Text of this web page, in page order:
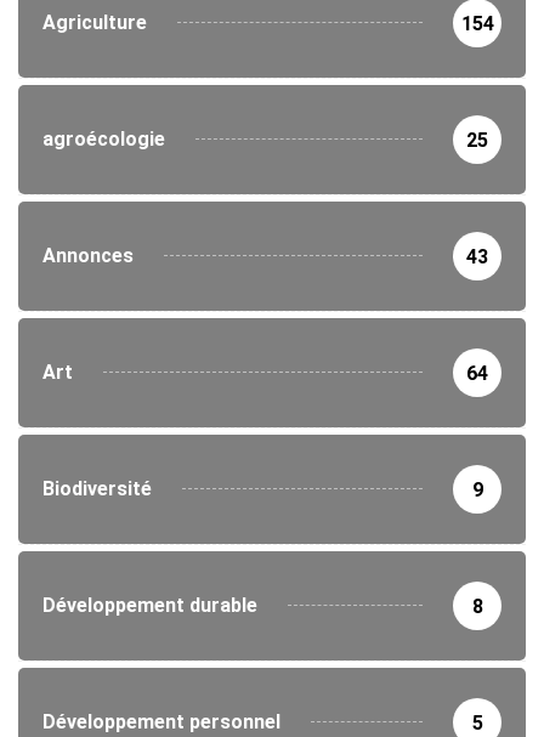
Agriculture 154
agroécologie 25
Annonces 43
Art 64
Biodiversité 9
Développement durable 8
Développement personnel 5